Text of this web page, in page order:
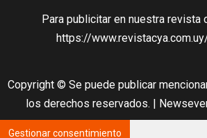
Para publicitar en nuestra revista
https://
Copyright © Se puede publicar
los derechos reservados. |
Gestionar consentimiento